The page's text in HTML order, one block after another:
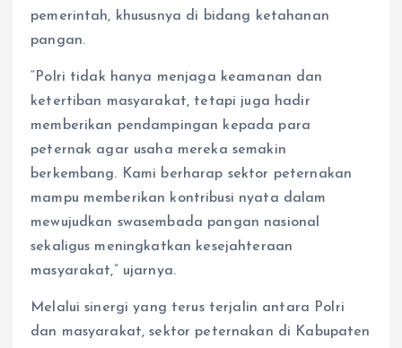
pemerintah, khususnya di bidang ketahanan
pangan.
“Polri tidak hanya menjaga keamanan dan
ketertiban masyarakat, tetapi juga hadir
memberikan pendampingan kepada para
peternak agar usaha mereka semakin
berkembang. Kami berharap sektor peternakan
mampu memberikan kontribusi nyata dalam
mewujudkan swasembada pangan nasional
sekaligus meningkatkan kesejahteraan
masyarakat,” ujarnya.
Melalui sinergi yang terus terjalin antara Polri
dan masyarakat, sektor peternakan di Kabupaten